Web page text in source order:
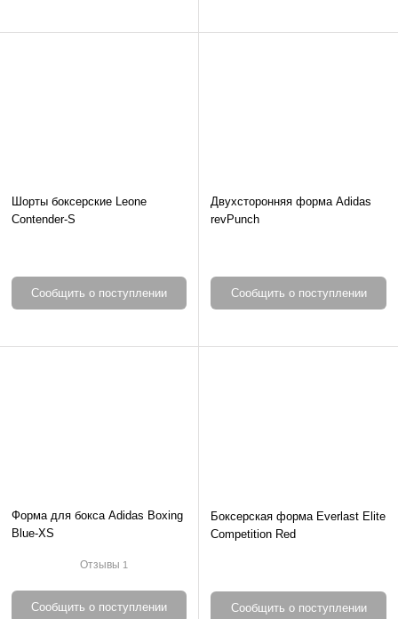
Шорты боксерские Leone
Contender-S
Сообщить о поступлении
Двухсторонняя форма Adidas
revPunch
Сообщить о поступлении
Форма для бокса Adidas Boxing
Blue-XS
Отзывы 1
Сообщить о поступлении
Боксерская форма Everlast Elite
Competition Red
Сообщить о поступлении